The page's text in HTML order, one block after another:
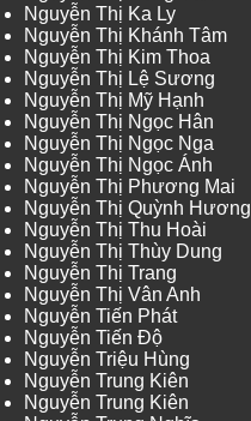
Nguyễn Thị Ka Ly
Nguyễn Thị Khánh Tâm
Nguyễn Thị Kim Thoa
Nguyễn Thị Lệ Sương
Nguyễn Thị Mỹ Hạnh
Nguyễn Thị Ngọc Hân
Nguyễn Thị Ngọc Nga
Nguyễn Thị Ngọc Ánh
Nguyễn Thị Phương Mai
Nguyễn Thị Quỳnh Hương
Nguyễn Thị Thu Hoài
Nguyễn Thị Thùy Dung
Nguyễn Thị Trang
Nguyễn Thị Vân Anh
Nguyễn Tiến Phát
Nguyễn Tiến Độ
Nguyễn Triệu Hùng
Nguyễn Trung Kiên
Nguyễn Trung Kiên